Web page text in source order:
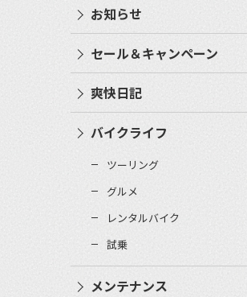
お知らせ
セール＆キャンペーン
爽快日記
バイクライフ
ツーリング
グルメ
レンタルバイク
試乗
メンテナンス